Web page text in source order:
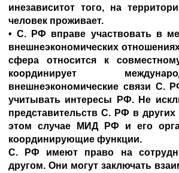
инезависитот того, на
человек проживает.
• С. РФ вправе участвовать в
внешнеэкономических
сфера относится к
координирует
внешнеэкономические связи С.
учитывать интересы РФ. Не
представительств С. РФ в других
этом случае МИД РФ и его
координирующие функции.
С. РФ имеют право на
другом. Они могут заключать